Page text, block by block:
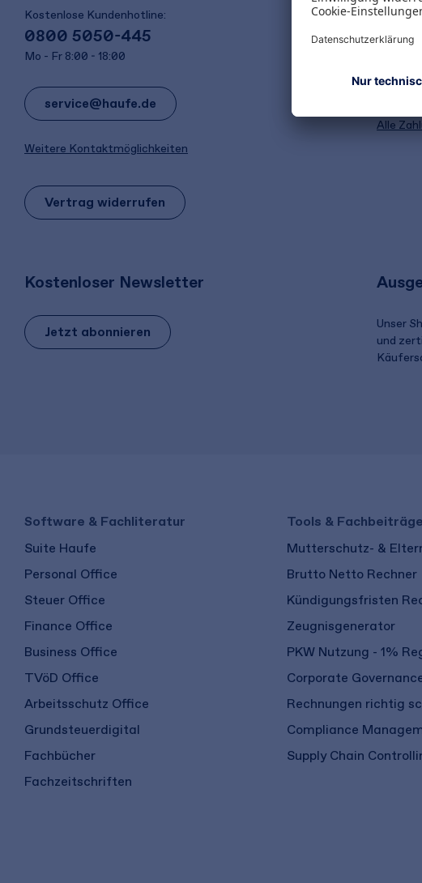
Kostenlose Kundenhotline:
0800 5050-445
Mo - Fr 8:00 - 18:00
service@haufe.de
Weitere Kontaktmöglichkeiten
Vertrag widerrufen
Alle
Kostenloser Newsletter
Jetzt abonnieren
Unser
und
Software & Fachliteratur
Suite Haufe
Personal Office
Steuer Office
Finance Office
Business Office
TVöD Office
Arbeitsschutz Office
Grundsteuerdigital
Fachbücher
Fachzeitschriften
Tools & Fachbeiträge
Mutterschutz- &
Brutto Netto Rechner
Kündigungsfristen
Zeugnisgenerator
PKW Nutzung - 1%
Corporate
Rechnungen richtig
Compliance
Supply Chain